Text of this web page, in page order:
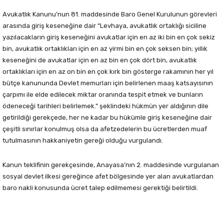
Avukatlık Kanunu’nun 81. maddesinde Baro Genel Kurulunun görevleri
arasında giriş keseneğine dair “Levhaya, avukatlık ortaklığı siciline
yazılacakların giriş keseneğini avukatlar için en az iki bin en çok sekiz
bin, avukatlık ortaklıkları için en az yirmi bin en çok seksen bin; yıllık
keseneğini de avukatlar için en az bin en çok dört bin, avukatlık
ortaklıkları için en az on bin en çok kırk bin gösterge rakamının her yıl
bütçe kanununda Devlet memurları için belirlenen maaş katsayısının
çarpımı ile elde edilecek miktar oranında tespit etmek ve bunların
ödeneceği tarihleri belirlemek.” şeklindeki hükmün yer aldığının dile
getirildiği gerekçede, her ne kadar bu hükümle giriş keseneğine dair
çeşitli sınırlar konulmuş olsa da afetzedelerin bu ücretlerden muaf
tutulmasının hakkaniyetin gereği olduğu vurgulandı.
Kanun teklifinin gerekçesinde, Anayasa’nın 2. maddesinde vurgulanan
sosyal devlet ilkesi gereğince afet bölgesinde yer alan avukatlardan
baro nakli konusunda ücret talep edilmemesi gerektiği belirtildi.